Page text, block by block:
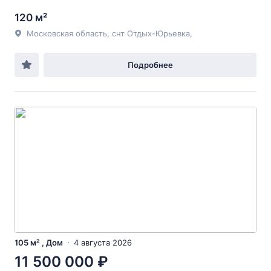
120 м²
Московская область, снт Отдых-Юрьевка,
Подробнее
105 м² , Дом 4 августа 2026
11 500 000 ₽